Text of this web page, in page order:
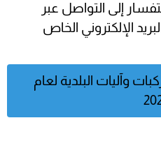
إلى التواصل عبر
الإلكتروني الخاص
وآليات البلدية لعام